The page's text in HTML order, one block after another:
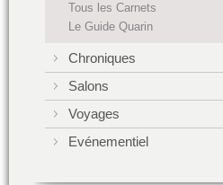
Tous les Carnets
Le Guide Quarin
Chroniques
Salons
Voyages
Evénementiel